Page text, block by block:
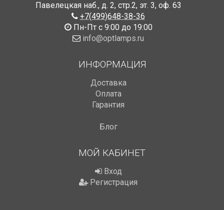
Павелецкая наб., д. 2, стр.2, эт. 3, оф. 63
+7(499)648-38-36
Пн-Пт с 9:00 до 19:00
info@optlamps.ru
ИНФОРМАЦИЯ
Доставка
Оплата
Гарантия
Блог
МОЙ КАБИНЕТ
Вход
Регистрация